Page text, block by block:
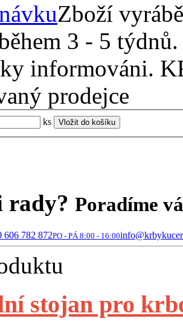
Zboží
3 - 5
informováni.
prodejce
ks Vložit do košíku
rady? Poradíme
606 782 872PO - PÁ 8:00 - 16:00
stojan pro